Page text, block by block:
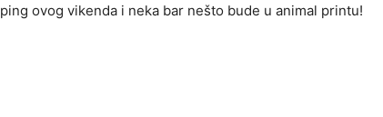
ovog vikenda i neka bar nešto bude u animal printu!